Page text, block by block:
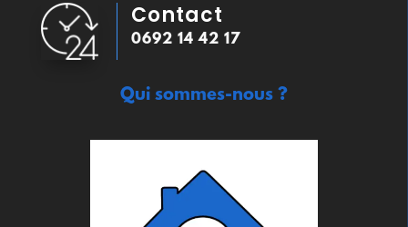
Contact
0692 14 42 17
Qui sommes-nous ?